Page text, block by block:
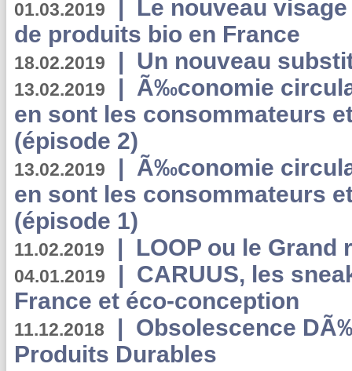
01.03.2019 | Le nouveau
de produits bio en France
18.02.2019 | Un nouveau
13.02.2019 | Ã‰conomie
en sont les consommateurs
(épisode 2)
13.02.2019 | Ã‰conomie
en sont les consommateurs
(épisode 1)
11.02.2019 | LOOP ou le Grand
04.01.2019 | CARUUS, les
France et éco-conception
11.12.2018 | Obsolescence
Produits Durables